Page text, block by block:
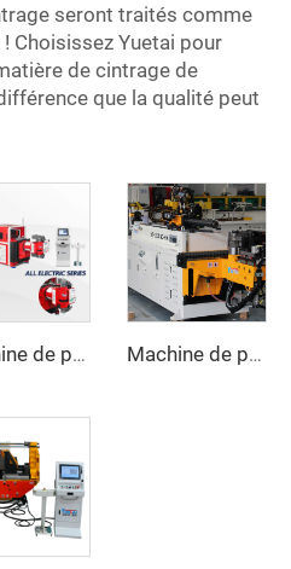
seront traités comme
Choisissez Yuetai pour
de cintrage de
que la qualité peut
Machine de pliage CNC rotative entièrement électrique automatique série pour tubes et tuyaux en acier métalliques bidirectionnels Machine de pliage de tuyaux à double bras automatique système de formage de tubes CNC simultané 2-voies pour système d'échappement & rampes machine de pliage de tuyaux